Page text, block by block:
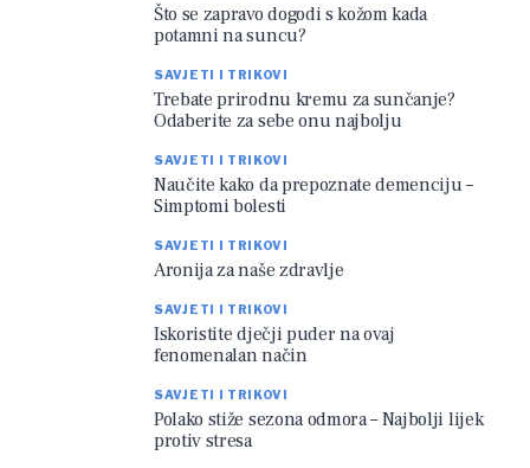
Što se zapravo dogodi s kožom kada
potamni na suncu?
SAVJETI I TRIKOVI
Trebate prirodnu kremu za sunčanje?
Odaberite za sebe onu najbolju
SAVJETI I TRIKOVI
Naučite kako da prepoznate demenciju –
Simptomi bolesti
SAVJETI I TRIKOVI
Aronija za naše zdravlje
SAVJETI I TRIKOVI
Iskoristite dječji puder na ovaj
fenomenalan način
SAVJETI I TRIKOVI
Polako stiže sezona odmora – Najbolji lijek
protiv stresa